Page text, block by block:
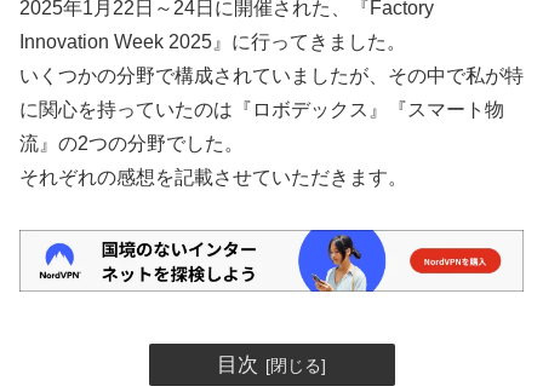
2025年1月22日～24日に開催された、『Factory
Innovation Week 2025』に行ってきました。
いくつかの分野で構成されていましたが、その中で私が特
に関心を持っていたのは『ロボデックス』『スマート物
流』の2つの分野でした。
それぞれの感想を記載させていただきます。
目次